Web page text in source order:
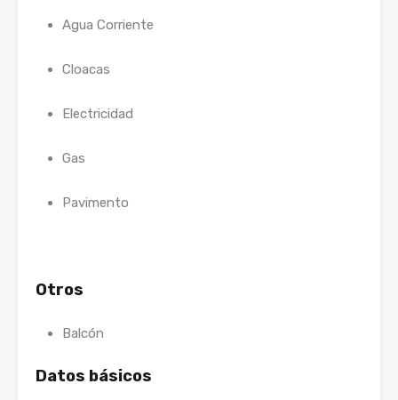
Agua Corriente
Cloacas
Electricidad
Gas
Pavimento
Otros
Balcón
Datos básicos